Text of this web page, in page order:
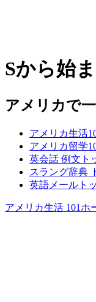
Sから始
アメリカで
アメリカ生活
アメリカ留学
英会話 例文 ト
スラング辞典
英語メール ト
アメリカ生活 101ホ